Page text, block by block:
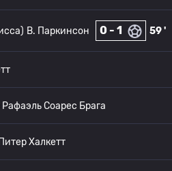
59 '
0 - 1
B. Паркинсон
Соарес Брага
Халкетт